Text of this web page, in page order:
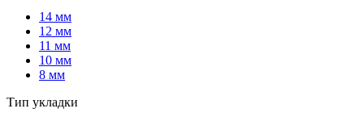
14 мм
12 мм
11 мм
10 мм
8 мм
Тип укладки